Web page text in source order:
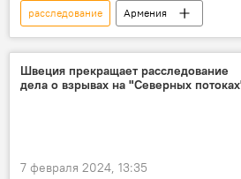
расследование
Армения
Новости Армения
Политика
Общество
МВД
Швеция прекращает расследование
дела о взрывах на "Северных
7 февраля 2024, 13:35